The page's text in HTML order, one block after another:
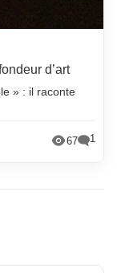
d’art
» : il raconte
67 1